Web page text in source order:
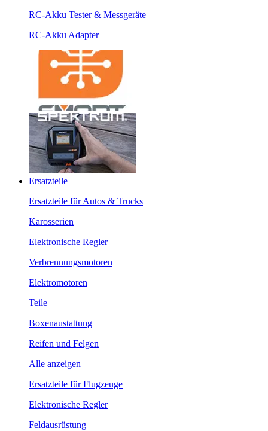
RC-Akku Tester & Messgeräte
RC-Akku Adapter
Ersatzteile
Ersatzteile für Autos & Trucks
Karosserien
Elektronische Regler
Verbrennungsmotoren
Elektromotoren
Teile
Boxenaustattung
Reifen und Felgen
Alle anzeigen
Ersatzteile für Flugzeuge
Elektronische Regler
Feldausrüstung